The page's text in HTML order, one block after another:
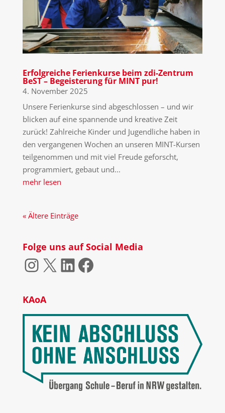
Erfolgreiche Ferienkurse beim zdi-Zentrum
BeST – Begeisterung für MINT pur!
4. November 2025
Unsere Ferienkurse sind abgeschlossen – und wir
blicken auf eine spannende und kreative Zeit
zurück! Zahlreiche Kinder und Jugendliche haben in
den vergangenen Wochen an unseren MINT-Kursen
teilgenommen und mit viel Freude geforscht,
programmiert, gebaut und...
mehr lesen
« Ältere Einträge
Folge uns auf Social Media
Instagram
X LinkedIn
Facebook
KAoA